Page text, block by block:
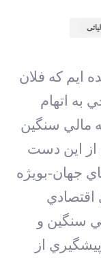
ايم که فلان
به اتهام
مالي سنگين
اين دست
جهان-بويژه
سنگين و
از